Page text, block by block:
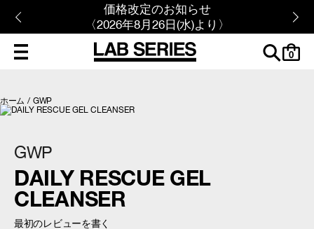
価格改定のお知らせ
〈2026年8月26日(水)より〉
cart
0
ホーム / GWP
DAILY RESCUE GEL
CLEANSER
GWP
最初のレビューを書く